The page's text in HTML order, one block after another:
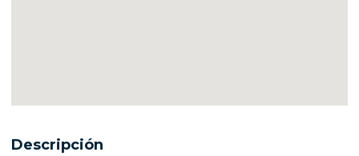
Descripción